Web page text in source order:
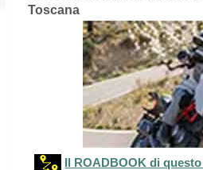
Toscana
Il ROADBOOK di